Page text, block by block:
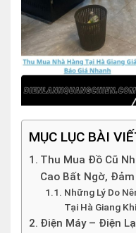
MỤC LỤC BÀI
Thu Mua Đồ Cũ
Cao Bất Ngờ,
Những Lý Do
Tại Hà Giang
Điện Máy – Điện